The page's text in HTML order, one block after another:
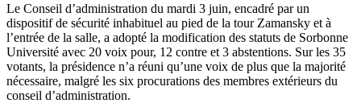
Le Conseil d’administration du mardi 3 juin, encadré par un
dispositif de sécurité inhabituel au pied de la tour Zamansky et à
l’entrée de la salle, a adopté la modification des statuts de Sorbonne
Université avec 20 voix pour, 12 contre et 3 abstentions. Sur les 35
votants, la présidence n’a réuni qu’une voix de plus que la majorité
nécessaire, malgré les six procurations des membres extérieurs du
conseil d’administration.